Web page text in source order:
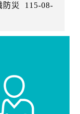
防災
115-08-